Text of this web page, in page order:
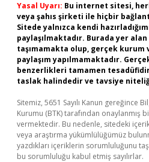
Yasal Uyarı: Bu internet sitesi,
veya şahıs şirketi ile hiçbir
Sitede yalnızca kendi
paylaşılmaktadır. Burada yer
taşımamakta olup, gerçek kurum
paylaşım yapılmamaktadır.
benzerlikleri tamamen
taslak halindedir ve tavsiye
Sitemiz, 5651 Sayılı Kanun gereğince
Kurumu (BTK) tarafından onaylanmış
vermektedir. Bu nedenle, sitedeki
veya araştırma yükümlülüğümüz
yazdıkları içeriklerin sorumluluğunu
bu sorumluluğu kabul etmiş sayılırlar.